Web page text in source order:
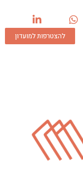
להצטרפות למועדון